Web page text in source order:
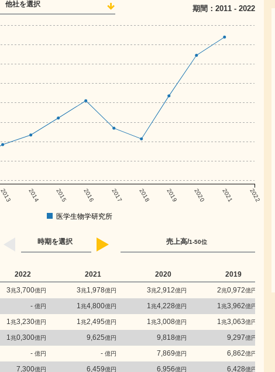
他社を選択 期間： 2011- 2022
2013 2014 2015 2016 2017 2018 2019 2020 2021 2022
医学生物学研究所
売上高/1-50位
時期を選択
2022 2021 2020 2019
3兆3,700億円 3兆1,978億円 3兆2,912億円 2兆0,972億円
- 億円 1兆4,800億円 1兆4,228億円 1兆3,962億円
1兆3,230億円 1兆2,495億円 1兆3,008億円 1兆3,063億円
1兆0,300億円 9,625億円 9,818億円 9,297億円
- 億円 - 億円 7,869億円 6,862億円
7,300億円 6,459億円 6,956億円 6,428億円